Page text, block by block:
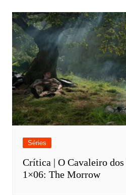
Séries
Crítica | O Cavaleiro dos
1×06: The Morrow